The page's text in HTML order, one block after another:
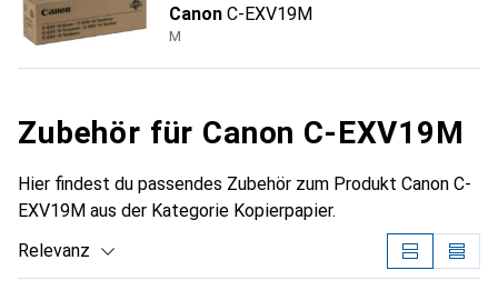
Canon C-EXV19M
M
Zubehör für Canon C-EXV19M
Hier findest du passendes Zubehör zum Produkt Canon C-
EXV19M aus der Kategorie Kopierpapier.
Relevanz